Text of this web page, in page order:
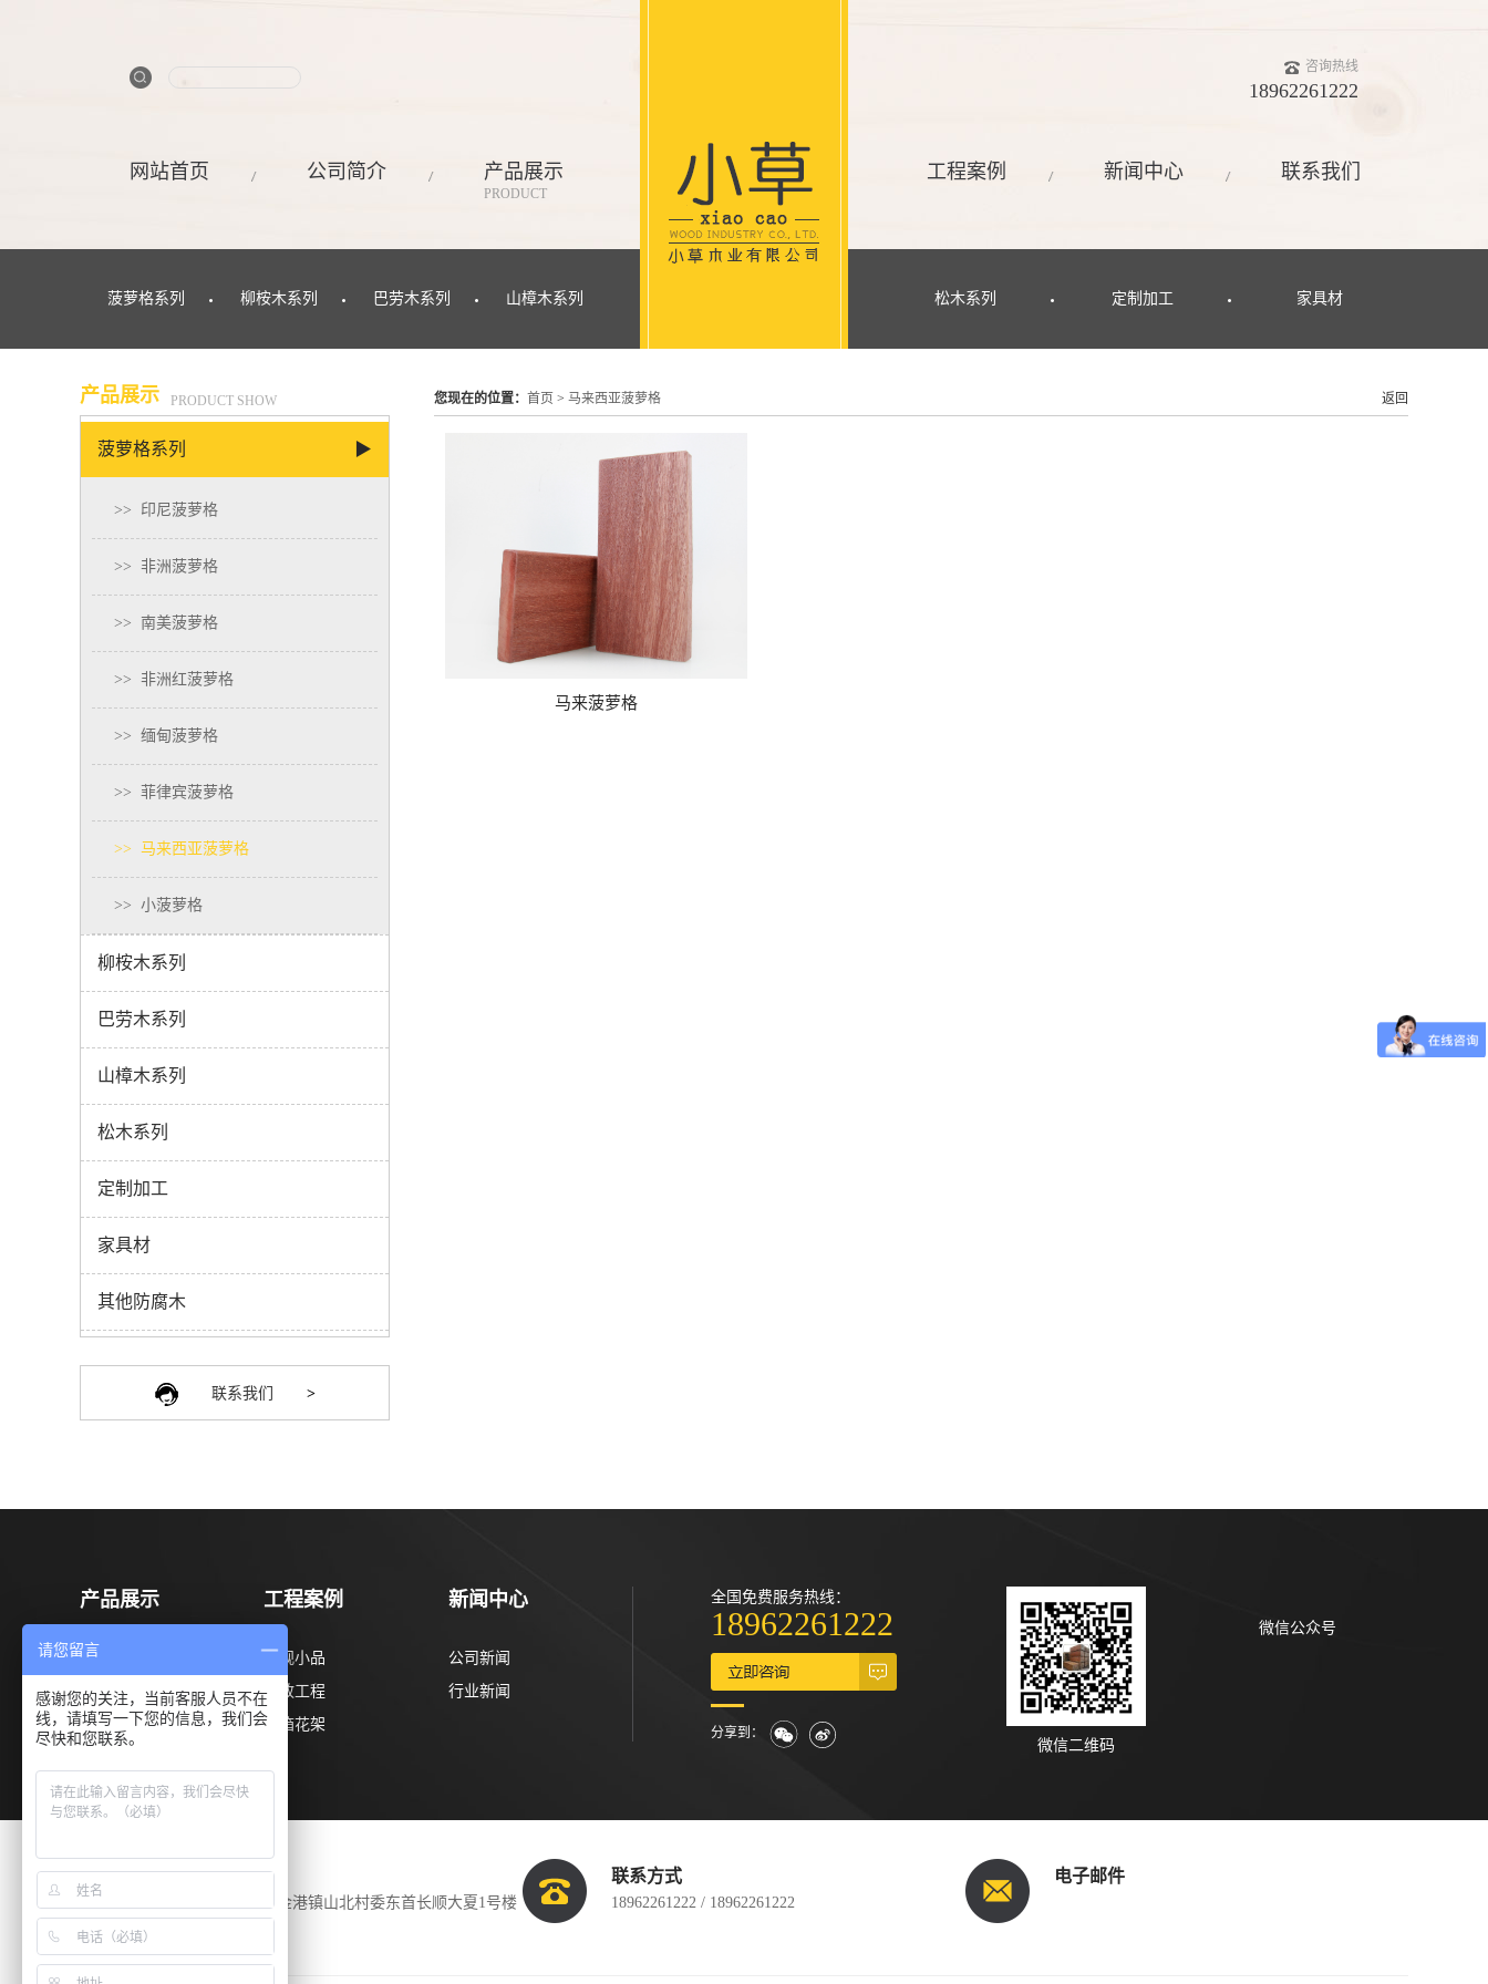
咨询热线
18962261222
网站首页 公司简介 产品展示
PRODUCT
工程案例 新闻中心 联系我们
菠萝格系列 柳桉木系列 巴劳木系列 山樟木系列 松木系列 定制加工 家具材
产品展示 PRODUCT SHOW
菠萝格系列 ▶
>> 印尼菠萝格
>> 非洲菠萝格
>> 南美菠萝格
>> 非洲红菠萝格
>> 缅甸菠萝格
>> 菲律宾菠萝格
>> 马来西亚菠萝格
>> 小菠萝格
柳桉木系列
巴劳木系列
山樟木系列
松木系列
定制加工
家具材
其他防腐木
联系我们 >
您现在的位置： 首页 > 马来西亚菠萝格 返回
马来菠萝格
产品展示
菠萝格系列
柳桉木系列
巴劳木系列
工程案例
景观小品
市政工程
花箱花架
新闻中心
公司新闻
行业新闻
全国免费服务热线：
18962261222
分享到：
微信二维码
微信公众号
公司地址
江苏省张家港市金港镇山北村委东首长顺大夏1号楼
联系方式
18962261222 / 18962261222
电子邮件
请您留言
感谢您的关注，当前客服人员不在
线，请填写一下您的信息，我们会
尽快和您联系。